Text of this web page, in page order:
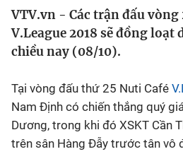
Sự kiện
Bóng đá
Thể thao Điện tử
Các môn khác
VTV.vn - Các trận đấu vòng
V.League 2018 sẽ đồng loạt
chiều nay (08/10).
Tại vòng đấu thứ 25 Nuti Café
Nam Định có chiến thắng quý
Dương, trong khi đó XSKT Cần
trên sân Hàng Đẫy trước tân vô